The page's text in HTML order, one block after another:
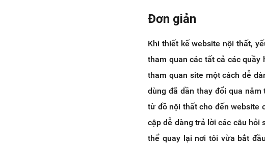
Đơn giản
Khi thiết kế website nội thất,
tham quan các tất cả các quầy
tham quan site một cách dễ
dùng đã dần thay đổi qua
từ đồ nội thất cho đến website
cập dễ dàng trả lời các câu hỏi
thể quay lại nơi tôi vừa bắt